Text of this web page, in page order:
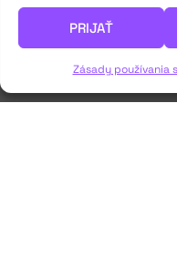
PRIJAŤ
Zásady používania